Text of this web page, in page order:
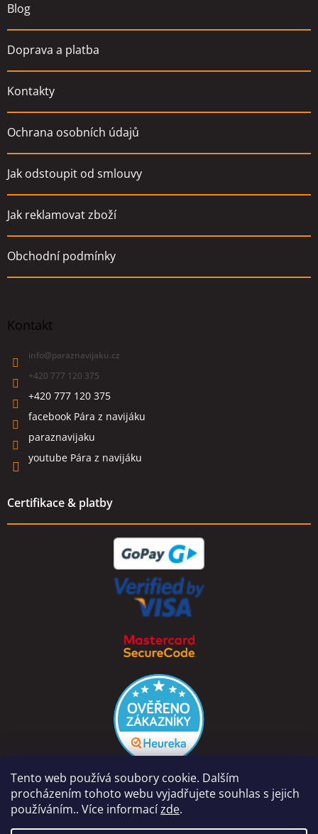
Tento web používá soubory cookie. Dalším
procházením tohoto webu vyjadřujete souhlas s jejich
používáním.. Více informacízde.
Blog
Doprava a platba
Kontakty
Ochrana osobních údajů
Jak odstoupit od smlouvy
Jak reklamovat zboží
Obchodní podmínky
Kontakt
info@paraznavijaku.cz
+420 777 120 375
+420 777 120 375
facebook Pára z navijáku
paraznavijaku
youtube Pára z navijáku
Certifikace & platby